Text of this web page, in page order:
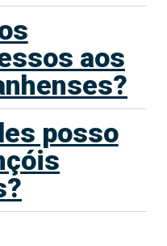
aos
posso